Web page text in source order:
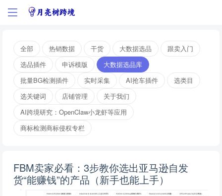
全部 热销数据 干货 大数据选品
跟卖入门
选品插件
申诉模版
大数据选品库
批量BG检测插件
实时采集 AI抢车插件
选类目
选关键词
店铺管理
关于我们
AI跨境研究：OpenClaw小龙虾等应用
商标检测商标侵权专栏
FBM卖家必看：3步教你选出亚马逊自发
货“能赚钱”的产品（新手也能上手）